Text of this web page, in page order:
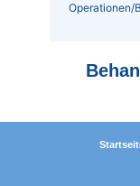
Operationen/